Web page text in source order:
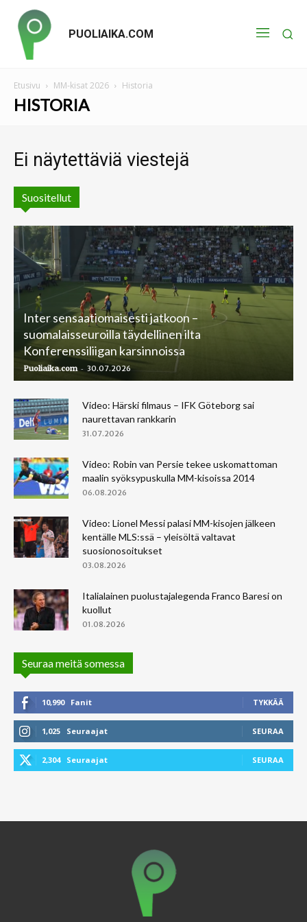
PUOLIAIKA.COM
Etusivu MM-kisat 2026 Historia
HISTORIA
Ei näytettäviä viestejä
Suositellut
Inter sensaatiomaisesti jatkoon –
suomalaisseuroilla täydellinen ilta
Konferenssiliigan karsinnoissa
Puoliaika.com - 30.07.2026
Video: Härski filmaus – IFK Göteborg sai
naurettavan rankkarin
31.07.2026
Video: Robin van Persie tekee uskomattoman
maalin syöksypuskulla MM-kisoissa 2014
06.08.2026
Video: Lionel Messi palasi MM-kisojen jälkeen
kentälle MLS:ssä – yleisöltä valtavat
suosionosoitukset
03.08.2026
Italialainen puolustajalegenda Franco Baresi on
kuollut
01.08.2026
Seuraa meitä somessa
10,990 Fanit TYKKÄÄ
1,025 Seuraajat SEURAA
2,304 Seuraajat SEURAA